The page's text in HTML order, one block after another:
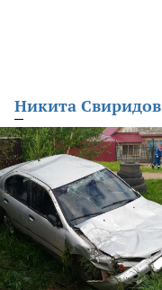
Никита Свиридов